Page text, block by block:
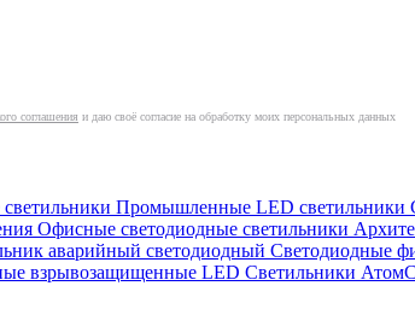
соглашения и даю своё согласие на обработку моих персональных данных
Промышленные LED светильники
Офисные светодиодные светильники
аварийный светодиодный Светодиодные
взрывозащищенные LED Светильники